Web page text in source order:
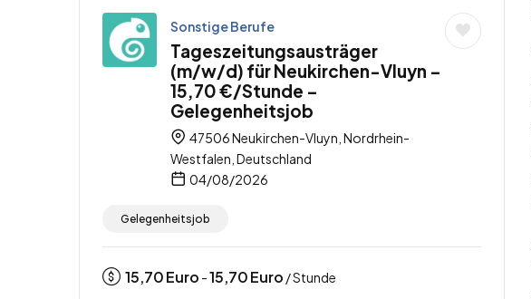
Sonstige Berufe
Tageszeitungsausträger
(m/w/d) für Neukirchen-Vluyn –
15,70 €/Stunde –
Gelegenheitsjob
47506 Neukirchen-Vluyn, Nordrhein-
Westfalen, Deutschland
04/08/2026
Gelegenheitsjob
15,70Euro -15,70Euro / Stunde